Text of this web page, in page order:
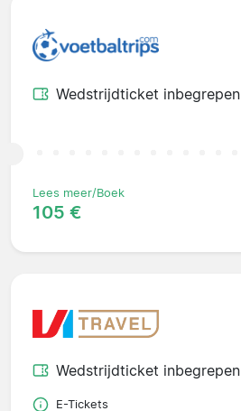
Wedstrijdticket inbegrepen
Lees meer/Boek
105 €
Wedstrijdticket inbegrepen
E-Tickets